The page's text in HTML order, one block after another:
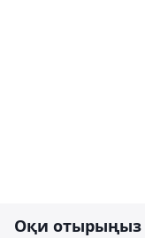
Оқи отырыңыз